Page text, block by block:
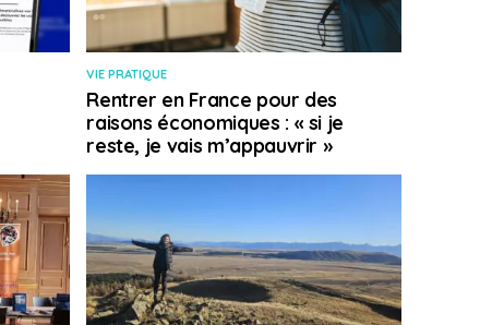
VIE PRATIQUE
Rentrer en France pour des
raisons économiques : « si je
reste, je vais m’appauvrir »